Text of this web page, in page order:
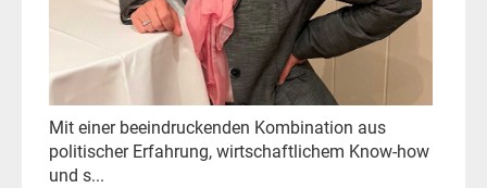
Mit einer beeindruckenden Kombination aus
politischer Erfahrung, wirtschaftlichem Know-how
und s...